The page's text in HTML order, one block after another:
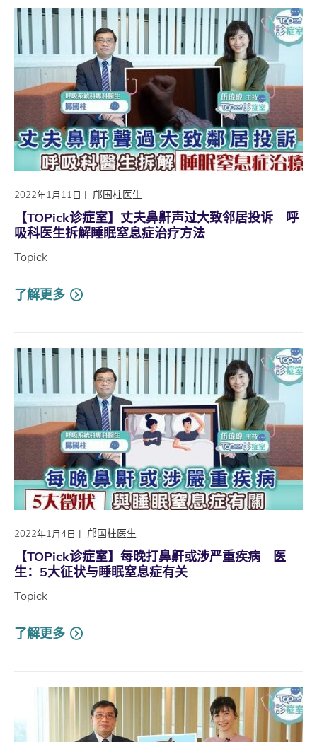
2022年1月11日 | 邝国柱医生
【TOPick诊症室】丈夫鼻鼾声过大致邻居投诉 呼
吸科医生拆解睡眠窒息症治疗方法
Topick
了解更多
2022年1月4日 | 邝国柱医生
【TOPick诊症室】每晚打鼻鼾或涉严重疾病 医
生：5大征状与睡眠窒息症有关
Topick
了解更多